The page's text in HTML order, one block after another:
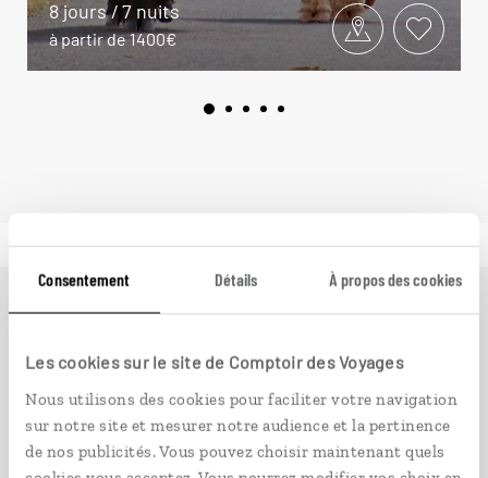
Consentement Détails À propos des cookies
Les cookies sur le site de Comptoir des Voyages
Nous utilisons des cookies pour faciliter votre navigation
sur notre site et mesurer notre audience et la pertinence
de nos publicités. Vous pouvez choisir maintenant quels
8 jours / 7 nuits
à partir de 1400€
passionnent les découvertes et rencontres du bout du
monde, il fait naître une irrésistible envie d’aller voir
ailleurs.